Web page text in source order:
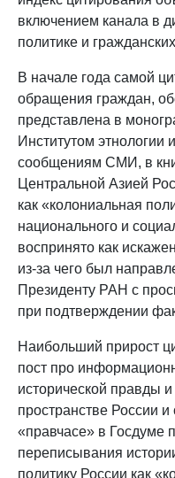
включением канала в
политике и
В начале года самой
обращения граждан,
представлена в
Институтом
сообщениям СМИ, в
Центральной Азией
как «колониальная
национального и
воспринято как
из‑за чего был
Президенту РАН с
при подтверждении
Наибольший прирост
пост про
исторической правды
пространстве России
«правчасе» в Госдуме
переписывания
политику России как